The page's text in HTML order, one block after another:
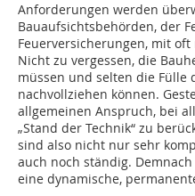
Anforderungen werden
Bauaufsichtsbehörden, der
Feuerversicherungen, mit
Nicht zu vergessen, die
müssen und selten die Fülle
nachvollziehen können.
allgemeinen Anspruch, bei
„Stand der Technik“ zu
sind also nicht nur sehr
auch noch ständig.
eine dynamische,